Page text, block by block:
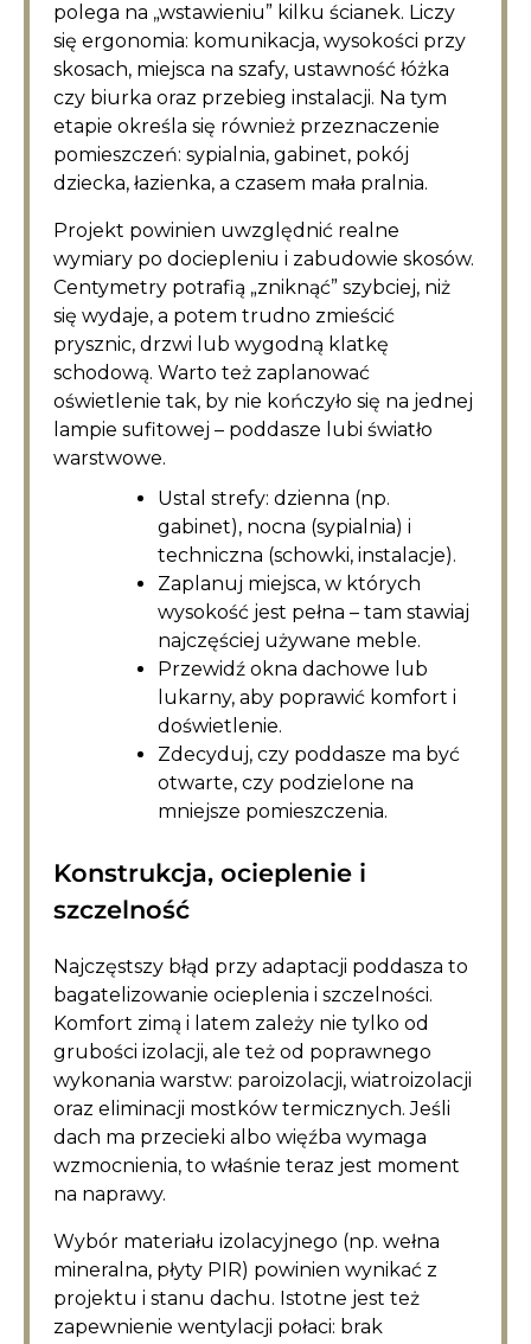
polega na „wstawieniu” kilku ścianek. Liczy
się ergonomia: komunikacja, wysokości przy
skosach, miejsca na szafy, ustawność łóżka
czy biurka oraz przebieg instalacji. Na tym
etapie określa się również przeznaczenie
pomieszczeń: sypialnia, gabinet, pokój
dziecka, łazienka, a czasem mała pralnia.
Projekt powinien uwzględnić realne
wymiary po dociepleniu i zabudowie skosów.
Centymetry potrafią „zniknąć” szybciej, niż
się wydaje, a potem trudno zmieścić
prysznic, drzwi lub wygodną klatkę
schodową. Warto też zaplanować
oświetlenie tak, by nie kończyło się na jednej
lampie sufitowej – poddasze lubi światło
warstwowe.
Ustal strefy: dzienna (np.
gabinet), nocna (sypialnia) i
techniczna (schowki, instalacje).
Zaplanuj miejsca, w których
wysokość jest pełna – tam stawiaj
najczęściej używane meble.
Przewidź okna dachowe lub
lukarny, aby poprawić komfort i
doświetlenie.
Zdecyduj, czy poddasze ma być
otwarte, czy podzielone na
mniejsze pomieszczenia.
Konstrukcja, ocieplenie i
szczelność
Najczęstszy błąd przy adaptacji poddasza to
bagatelizowanie ocieplenia i szczelności.
Komfort zimą i latem zależy nie tylko od
grubości izolacji, ale też od poprawnego
wykonania warstw: paroizolacji, wiatroizolacji
oraz eliminacji mostków termicznych. Jeśli
dach ma przecieki albo więźba wymaga
wzmocnienia, to właśnie teraz jest moment
na naprawy.
Wybór materiału izolacyjnego (np. wełna
mineralna, płyty PIR) powinien wynikać z
projektu i stanu dachu. Istotne jest też
zapewnienie wentylacji połaci: brak